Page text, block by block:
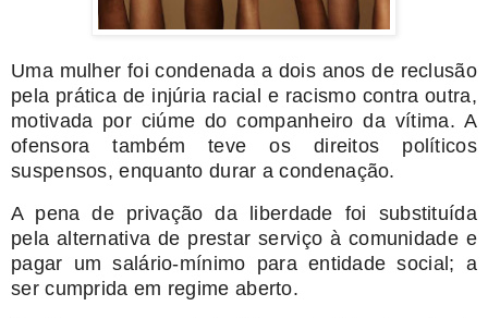
Uma mulher foi condenada a dois anos de reclusão
pela prática de injúria racial e racismo contra outra,
motivada por ciúme do companheiro da vítima. A
ofensora também teve os direitos políticos
suspensos, enquanto durar a condenação.
A pena de privação da liberdade foi substituída
pela alternativa de prestar serviço à comunidade e
pagar um salário-mínimo para entidade social; a
ser cumprida em regime aberto.